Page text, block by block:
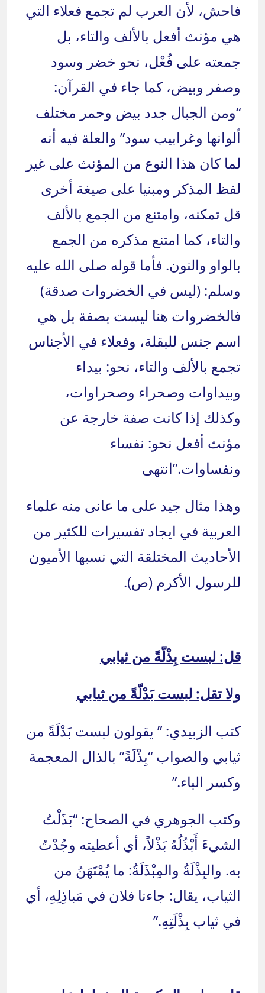
فاحش، لأن العرب لم تجمع فعلاء التي
هي مؤنث أفعل بالألف والتاء، بل
جمعته على فُعْل، نحو خضر وسود
وصفر وبيض، كما جاء في القرآن:
“ومن الجبال جدد بيض وحمر مختلف
ألوانها وغرابيب سود” والعلة فيه أنه
لما كان هذا النوع من المؤنث على غير
لفظ المذكر ومبنيا على صيغة أخرى
قل تمكنه، وامتنع من الجمع بالألف
والتاء، كما امتنع مذكره من الجمع
بالواو والنون. فأما قوله صلى الله عليه
وسلم: (ليس في الخضروات صدقة)
فالخضروات هنا ليست بصفة بل هي
اسم جنس للبقلة، وفعلاء في الأجناس
تجمع بالألف والتاء، نحو: بيداء
وبيداوات وصحراء وصحراوات،
وكذلك إذا كانت صفة خارجة عن
مؤنث أفعل نحو: نفساء
ونفساوات.”انتهى
وهذا مثال جيد على ما عانى منه علماء
العربية في ايجاد تفسيرات للكثير من
الأحاديث المختلقة التي نسبها الأميون
للرسول الأكرم (ص).
قل: لبست بِذْلّةً من ثيابي
ولا تقل: لبست بَدْلّةً من ثيابي
كتب الزبيدي: ” يقولون لبست بَدْلَةً من
ثيابي والصواب “بِذْلَةً” بالذال المعجمة
وكسر الباء.”
وكتب الجوهري في الصحاح: “بَذَلْتُ
الشيءَ أَبْذُلُهُ بَذْلاً، أي أعطيته وجُدْتُ
به. والبِذْلَةُ والمِبْذَلَةُ: ما يُمْتَهَنُ من
الثياب، يقال: جاءنا فلان في مَباذِلِهِ، أي
في ثياب بِذْلَتِهِ.”